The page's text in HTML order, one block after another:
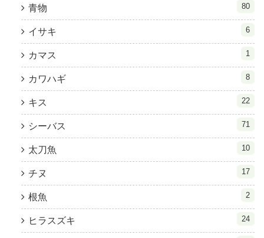
青物 80
イサキ 6
カマス 1
カワハギ 8
キス 22
シーバス 71
太刀魚 10
チヌ 17
根魚 2
ヒラスズキ 24